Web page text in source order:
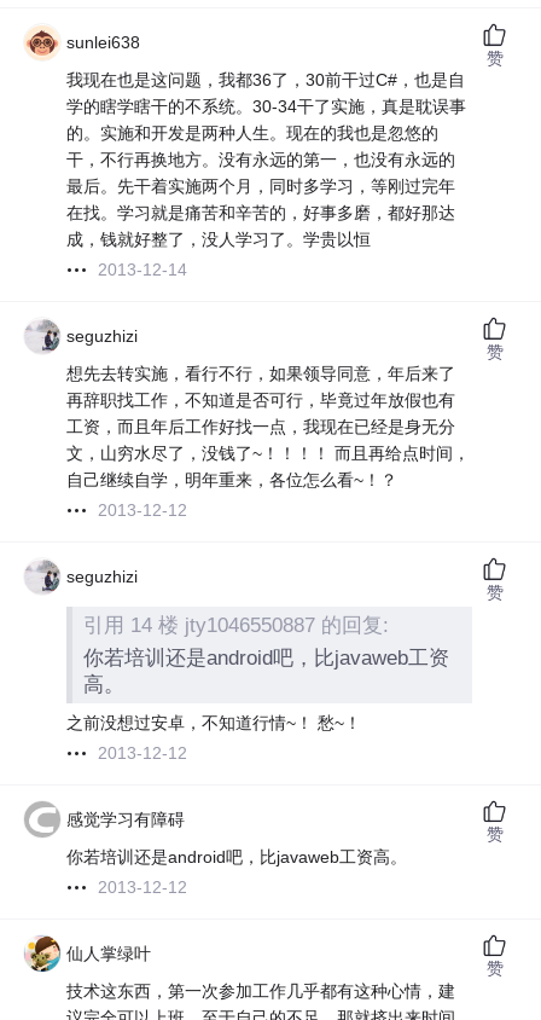
sunlei638
我现在也是这问题，我都36了，30前干过C#，也是自
学的瞎学瞎干的不系统。30-34干了实施，真是耽误事
的。实施和开发是两种人生。现在的我也是忽悠的
干，不行再换地方。没有永远的第一，也没有永远的
最后。先干着实施两个月，同时多学习，等刚过完年
在找。学习就是痛苦和辛苦的，好事多磨，都好那达
成，钱就好整了，没人学习了。学贵以恒
2013-12-14
赞
seguzhizi
想先去转实施，看行不行，如果领导同意，年后来了
再辞职找工作，不知道是否可行，毕竟过年放假也有
工资，而且年后工作好找一点，我现在已经是身无分
文，山穷水尽了，没钱了~！！！！ 而且再给点时间，
自己继续自学，明年重来，各位怎么看~！？
2013-12-12
赞
seguzhizi
引用 14 楼 jty1046550887 的回复:
你若培训还是android吧，比javaweb工资
高。
之前没想过安卓，不知道行情~！ 愁~！
2013-12-12
赞
感觉学习有障碍
你若培训还是android吧，比javaweb工资高。
2013-12-12
赞
仙人掌绿叶
技术这东西，第一次参加工作几乎都有这种心情，建
赞